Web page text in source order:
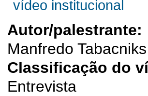
vídeo institucional
Autor/palestrante:
Manfredo Tabacniks
Classificação do
Entrevista